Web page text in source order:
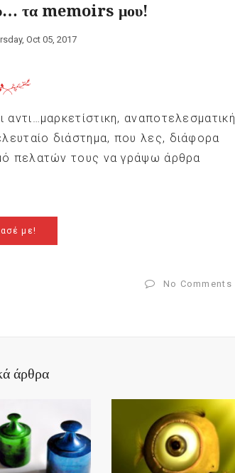
τα memoirs μου!
Oct 05, 2017
αναποτελεσματική
διάστημα, που λες, διάφορα
πελατών τους να γράψω άρθρα
με!
No Comments
άρθρα